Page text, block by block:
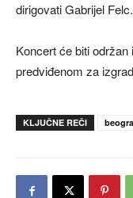
dirigovati Gabrijel Felc.
Koncert će biti
predviđenom za
KLJUČNE REČI